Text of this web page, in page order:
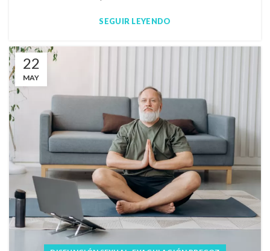
SEGUIR LEYENDO
22
MAY